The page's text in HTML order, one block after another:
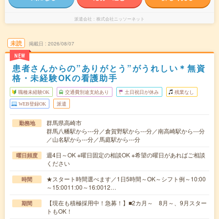
派遣会社 株式会社ニッソーネット
未読
NEW
掲載日 2026/08/07
患者さんからの”ありがとう”がうれしい＊無資
格・未経験OKの看護助手
職種未経験OK 交通費別途支給あり 土日祝日が休み 残業なし
WEB登録OK 派遣
勤務地
群馬県高崎市
群馬八幡駅から---分／倉賀野駅から---分／南高崎駅から---分
／山名駅から---分／馬庭駅から---分
曜日頻度
週4日～OK ※曜日固定の相談OK ※希望の曜日があればご相談
ください
時間
★スタート時間選べます／1日5時間～OK～シフト例～10:00
～15:0011:00～16:0012…
期間
【現在も積極採用中！急募！】■2カ月～ 8月～、9月スター
トもOK！